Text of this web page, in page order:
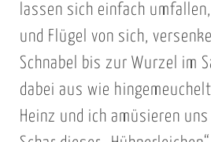
lassen sich einfach
und Flügel von sich,
Schnabel bis zur Wurzel im
dabei aus wie
Heinz und ich amüsieren